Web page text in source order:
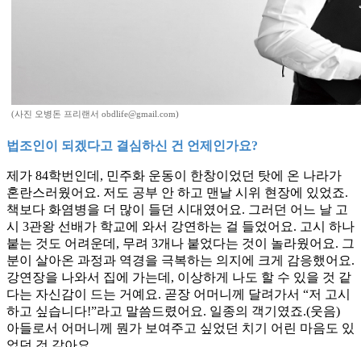
(사진 오병돈 프리랜서 obdlife@gmail.com)
법조인이 되겠다고 결심하신 건 언제인가요?
제가 84학번인데, 민주화 운동이 한창이었던 탓에 온 나라가
혼란스러웠어요. 저도 공부 안 하고 맨날 시위 현장에 있었죠.
책보다 화염병을 더 많이 들던 시대였어요. 그러던 어느 날 고
시 3관왕 선배가 학교에 와서 강연하는 걸 들었어요. 고시 하나
붙는 것도 어려운데, 무려 3개나 붙었다는 것이 놀라웠어요. 그
분이 살아온 과정과 역경을 극복하는 의지에 크게 감응했어요.
강연장을 나와서 집에 가는데, 이상하게 나도 할 수 있을 것 같
다는 자신감이 드는 거예요. 곧장 어머니께 달려가서 “저 고시
하고 싶습니다!”라고 말씀드렸어요. 일종의 객기였죠.(웃음)
아들로서 어머니께 뭔가 보여주고 싶었던 치기 어린 마음도 있